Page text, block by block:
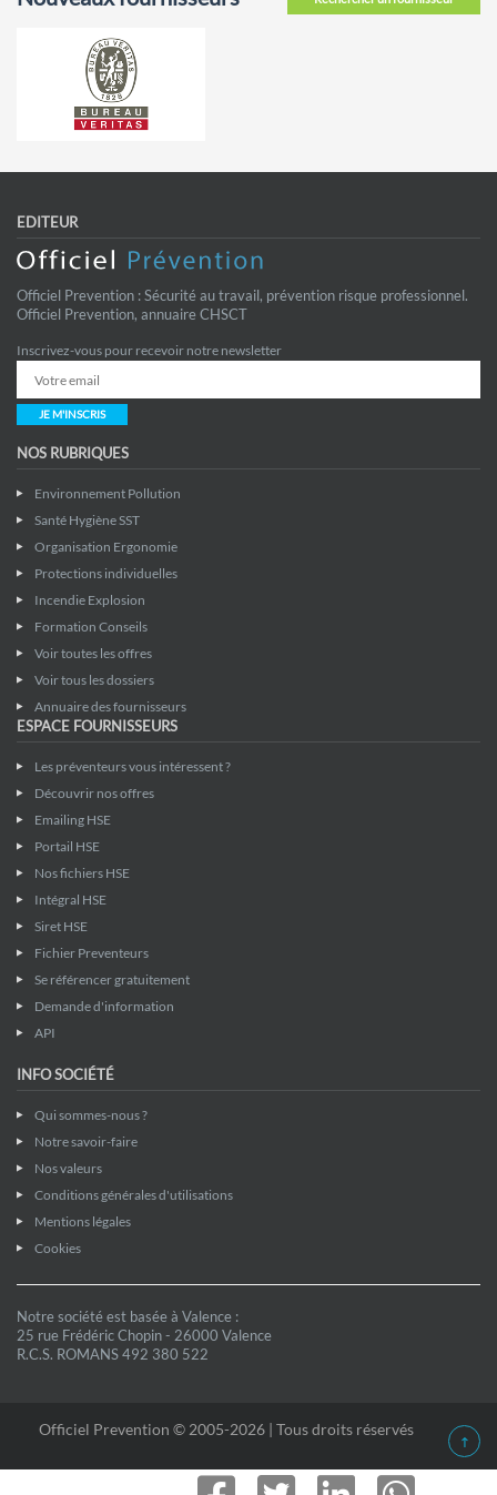
EDITEUR
Officiel Prevention : Sécurité au travail, prévention risque professionnel.
Officiel Prevention, annuaire CHSCT
Inscrivez-vous pour recevoir notre newsletter
JE M'INSCRIS
NOS RUBRIQUES
Environnement Pollution
Santé Hygiène SST
Organisation Ergonomie
Protections individuelles
Incendie Explosion
Formation Conseils
Voir toutes les offres
Voir tous les dossiers
Annuaire des fournisseurs
ESPACE FOURNISSEURS
Les préventeurs vous intéressent ?
Découvrir nos offres
Emailing HSE
Portail HSE
Nos fichiers HSE
Intégral HSE
Siret HSE
Fichier Preventeurs
Se référencer gratuitement
Demande d'information
API
INFO SOCIÉTÉ
Qui sommes-nous ?
Notre savoir-faire
Nos valeurs
Conditions générales d'utilisations
Mentions légales
Cookies
Notre société est basée à Valence :
25 rue Frédéric Chopin - 26000 Valence
R.C.S. ROMANS 492 380 522
Officiel Prevention © 2005-2026 | Tous droits réservés